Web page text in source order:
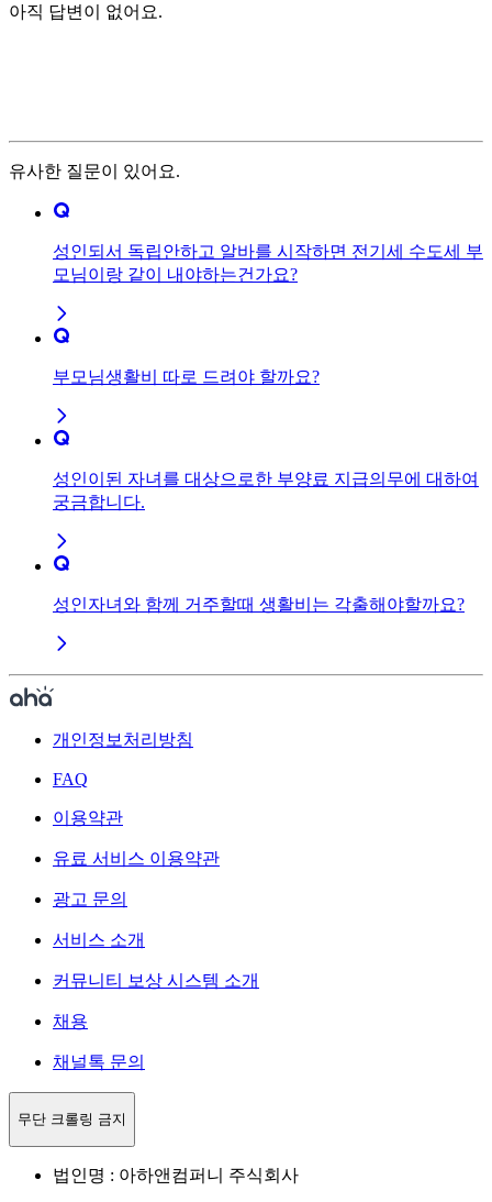
아직 답변이 없어요.
유사한 질문이 있어요.
성인되서 독립안하고 알바를 시작하면 전기세 수도세 부
모님이랑 같이 내야하는건가요?
부모님생활비 따로 드려야 할까요?
성인이된 자녀를 대상으로한 부양료 지급의무에 대하여
궁금합니다.
성인자녀와 함께 거주할때 생활비는 각출해야할까요?
개인정보처리방침
FAQ
이용약관
유료 서비스 이용약관
광고 문의
서비스 소개
커뮤니티 보상 시스템 소개
채용
채널톡 문의
무단 크롤링 금지
법인명 : 아하앤컴퍼니 주식회사